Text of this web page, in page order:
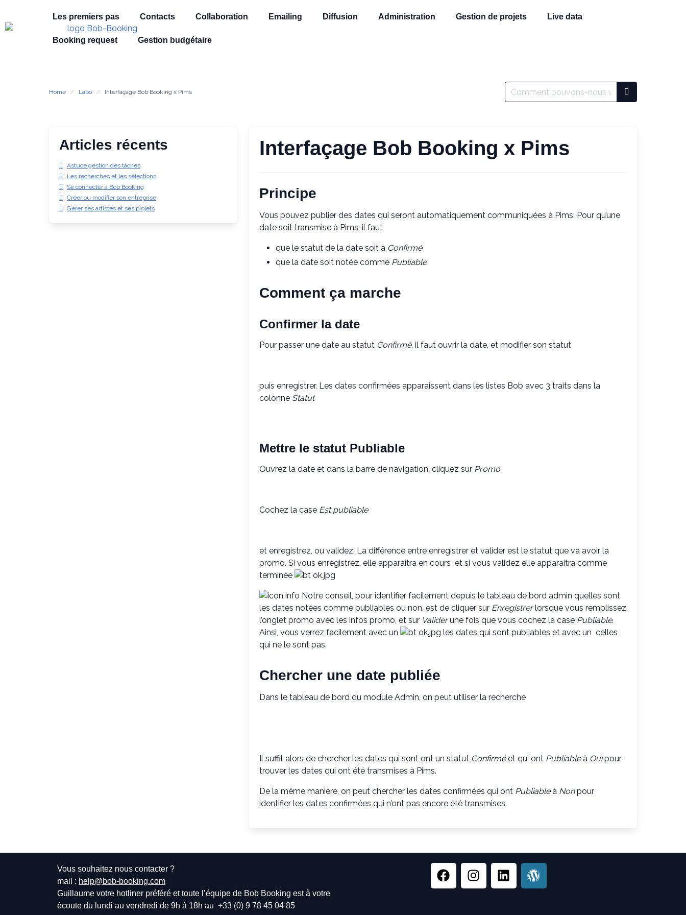
Les premiers pas Contacts Collaboration Emailing Diffusion Administration Gestion de projets Live data
Booking request Gestion budgétaire
Home Labo Interfaçage Bob Booking x Pims
Articles récents
Astuce gestion des tâches
Les recherches et les sélections
Se connecter à Bob Booking
Créer ou modifier son entreprise
Gérer ses artistes et ses projets
Interfaçage Bob Booking x Pims
Principe
Vous pouvez publier des dates qui seront automatiquement communiquées à Pims. Pour qu’une
date soit transmise à Pims, il faut
que le statut de la date soit à Confirmé
que la date soit notée comme Publiable
Comment ça marche
Confirmer la date
Pour passer une date au statut Confirmé, il faut ouvrir la date, et modifier son statut
puis enregistrer. Les dates confirmées apparaissent dans les listes Bob avec 3 traits dans la
colonne Statut
Mettre le statut Publiable
Ouvrez la date et dans la barre de navigation, cliquez sur Promo
Cochez la case Est publiable
et enregistrez, ou validez. La différence entre enregistrer et valider est le statut que va avoir la
promo. Si vous enregistrez, elle apparaitra en cours et si vous validez elle apparaitra comme
terminée
Notre conseil, pour identifier facilement depuis le tableau de bord admin quelles sont
les dates notées comme publiables ou non, est de cliquer sur Enregistrerlorsque vous remplissez
l’onglet promo avec les infos promo, et sur Validerune fois que vous cochez la case Publiable.
Ainsi, vous verrez facilement avec un
les dates qui sont publiables et avec un celles
qui ne le sont pas.
Chercher une date publiée
Dans le tableau de bord du module Admin, on peut utiliser la recherche
Il suffit alors de chercher les dates qui sont ont un statut Confirméet qui ont Publiableà Ouipour
trouver les dates qui ont été transmises à Pims.
De la même manière, on peut chercher les dates confirmées qui ont Publiableà Nonpour
identifier les dates confirmées qui n’ont pas encore été transmises.
Vous souhaitez nous contacter ?
mail : help@bob-booking.com
Guillaume votre hotliner préféré et toute l’équipe de Bob Booking est à votre
écoute du lundi au vendredi de 9h à 18h au +33 (0) 9 78 45 04 85